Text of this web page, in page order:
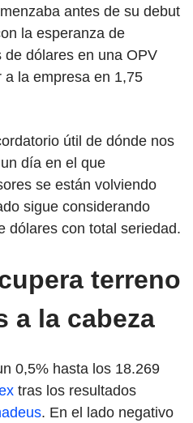
antes de su debut
la esperanza de
dólares en una OPV
la empresa en 1,75
útil de dónde nos
día en el que
se están volviendo
sigue considerando
dólares con total seriedad.
terreno
a la cabeza
0,5% hasta los 18.269
tras los resultados
. En el lado negativo